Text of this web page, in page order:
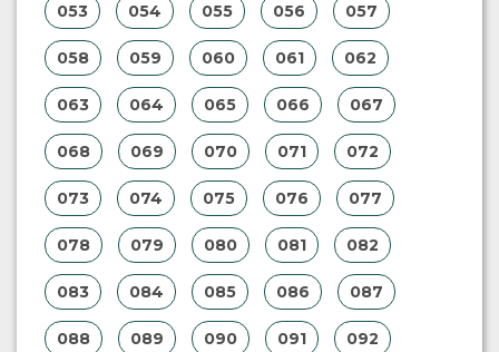
053 054 055 056 057
058 059 060 061 062
063 064 065 066 067
068 069 070 071 072
073 074 075 076 077
078 079 080 081 082
083 084 085 086 087
088 089 090 091 092